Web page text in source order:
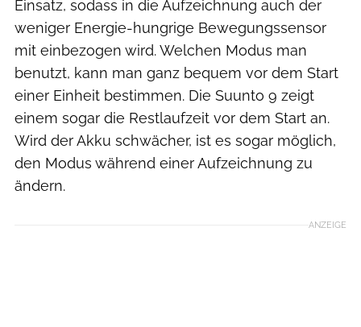
Einsatz, sodass in die Aufzeichnung auch der
weniger Energie-hungrige Bewegungssensor
mit einbezogen wird. Welchen Modus man
benutzt, kann man ganz bequem vor dem Start
einer Einheit bestimmen. Die Suunto 9 zeigt
einem sogar die Restlaufzeit vor dem Start an.
Wird der Akku schwächer, ist es sogar möglich,
den Modus während einer Aufzeichnung zu
ändern.
ANZEIGE